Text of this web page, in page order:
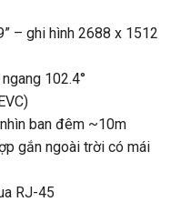
– ghi hình 2688 x 1512
102.4°
ban đêm ~10m
gắn ngoài trời có mái
RJ-45